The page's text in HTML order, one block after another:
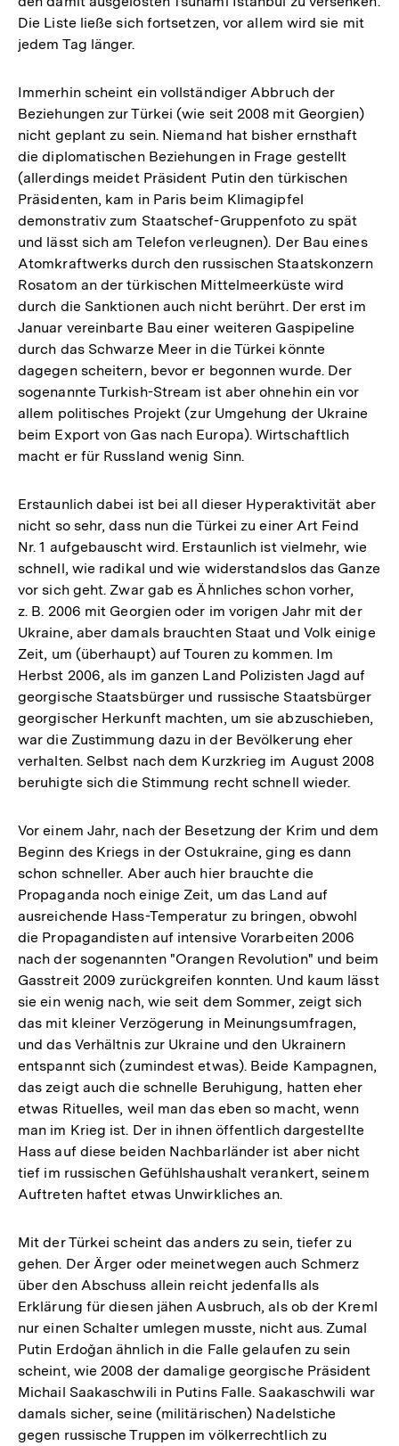
Die Liste ließe sich fortsetzen, vor allem wird sie mit
jedem Tag länger.
Immerhin scheint ein vollständiger Abbruch der
Beziehungen zur Türkei (wie seit 2008 mit Georgien)
nicht geplant zu sein. Niemand hat bisher ernsthaft
die diplomatischen Beziehungen in Frage gestellt
(allerdings meidet Präsident Putin den türkischen
Präsidenten, kam in Paris beim Klimagipfel
demonstrativ zum Staatschef-Gruppenfoto zu spät
und lässt sich am Telefon verleugnen). Der Bau eines
Atomkraftwerks durch den russischen Staatskonzern
Rosatom an der türkischen Mittelmeerküste wird
durch die Sanktionen auch nicht berührt. Der erst im
Januar vereinbarte Bau einer weiteren Gaspipeline
durch das Schwarze Meer in die Türkei könnte
dagegen scheitern, bevor er begonnen wurde. Der
sogenannte Turkish-Stream ist aber ohnehin ein vor
allem politisches Projekt (zur Umgehung der Ukraine
beim Export von Gas nach Europa). Wirtschaftlich
macht er für Russland wenig Sinn.
Erstaunlich dabei ist bei all dieser Hyperaktivität aber
nicht so sehr, dass nun die Türkei zu einer Art Feind
Nr. 1 aufgebauscht wird. Erstaunlich ist vielmehr, wie
schnell, wie radikal und wie widerstandslos das Ganze
vor sich geht. Zwar gab es Ähnliches schon vorher,
z. B. 2006 mit Georgien oder im vorigen Jahr mit der
Ukraine, aber damals brauchten Staat und Volk einige
Zeit, um (überhaupt) auf Touren zu kommen. Im
Herbst 2006, als im ganzen Land Polizisten Jagd auf
georgische Staatsbürger und russische Staatsbürger
georgischer Herkunft machten, um sie abzuschieben,
war die Zustimmung dazu in der Bevölkerung eher
verhalten. Selbst nach dem Kurzkrieg im August 2008
beruhigte sich die Stimmung recht schnell wieder.
Vor einem Jahr, nach der Besetzung der Krim und dem
Beginn des Kriegs in der Ostukraine, ging es dann
schon schneller. Aber auch hier brauchte die
Propaganda noch einige Zeit, um das Land auf
ausreichende Hass-Temperatur zu bringen, obwohl
die Propagandisten auf intensive Vorarbeiten 2006
nach der sogenannten "Orangen Revolution" und beim
Gasstreit 2009 zurückgreifen konnten. Und kaum lässt
sie ein wenig nach, wie seit dem Sommer, zeigt sich
das mit kleiner Verzögerung in Meinungsumfragen,
und das Verhältnis zur Ukraine und den Ukrainern
entspannt sich (zumindest etwas). Beide Kampagnen,
das zeigt auch die schnelle Beruhigung, hatten eher
etwas Rituelles, weil man das eben so macht, wenn
man im Krieg ist. Der in ihnen öffentlich dargestellte
Hass auf diese beiden Nachbarländer ist aber nicht
tief im russischen Gefühlshaushalt verankert, seinem
Auftreten haftet etwas Unwirkliches an.
Mit der Türkei scheint das anders zu sein, tiefer zu
gehen. Der Ärger oder meinetwegen auch Schmerz
über den Abschuss allein reicht jedenfalls als
Erklärung für diesen jähen Ausbruch, als ob der Kreml
nur einen Schalter umlegen musste, nicht aus. Zumal
Putin Erdoğan ähnlich in die Falle gelaufen zu sein
scheint, wie 2008 der damalige georgische Präsident
Michail Saakaschwili in Putins Falle. Saakaschwili war
damals sicher, seine (militärischen) Nadelstiche
gegen russische Truppen im völkerrechtlich zu